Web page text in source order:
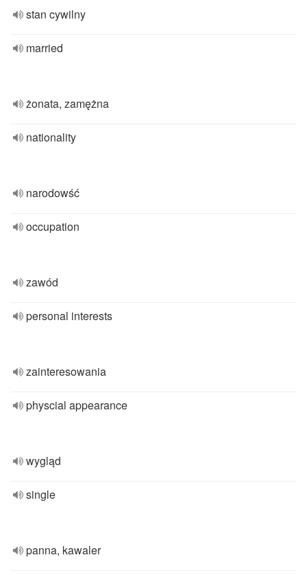
stan cywilny
married
żonata, zamężna
nationality
narodowść
occupation
zawód
personal interests
zainteresowania
physcial appearance
wygląd
single
panna, kawaler